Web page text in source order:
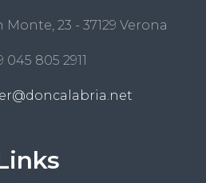
23 - 37129 Verona
045 805 2911